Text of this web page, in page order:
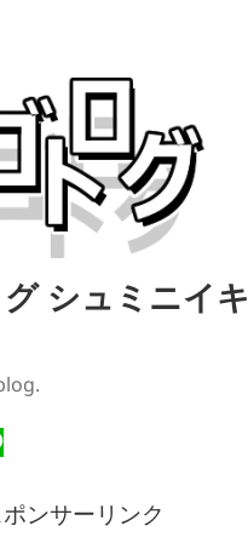
シュミニイキ
ンサーリンク